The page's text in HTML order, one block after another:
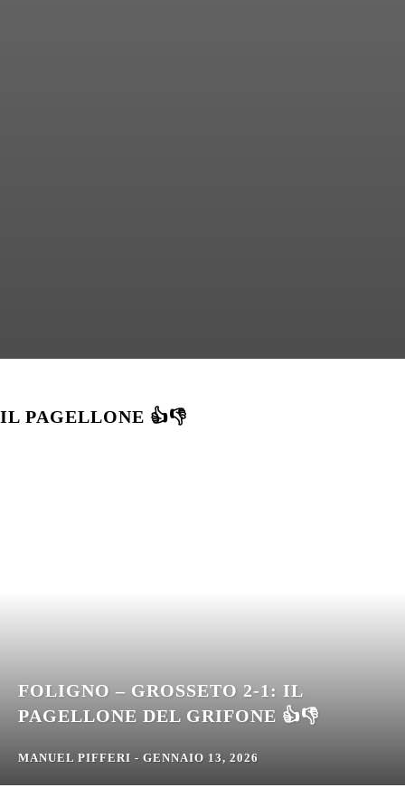
IL PAGELLONE 👍👎
FOLIGNO – GROSSETO 2-1: IL
PAGELLONE DEL GRIFONE 👍👎
MANUEL PIFFERI - GENNAIO 13, 2026